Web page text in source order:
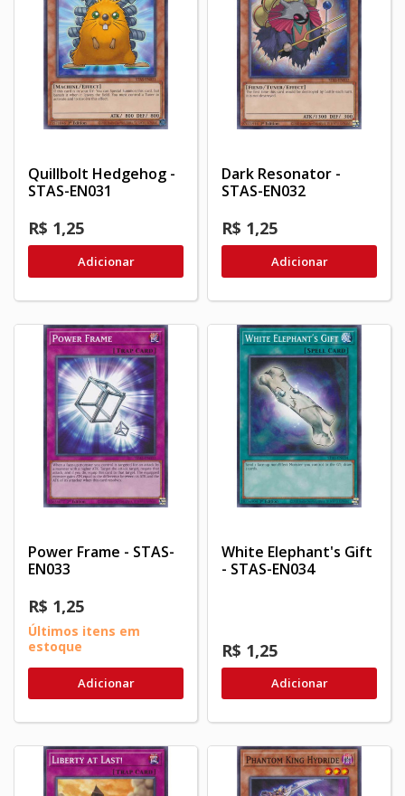
Quillbolt Hedgehog -
STAS-EN031
R$ 1,25
Adicionar
Dark Resonator -
STAS-EN032
R$ 1,25
Adicionar
Power Frame - STAS-
EN033
R$ 1,25
Últimos itens em
estoque
Adicionar
White Elephant's Gift
- STAS-EN034
R$ 1,25
Adicionar